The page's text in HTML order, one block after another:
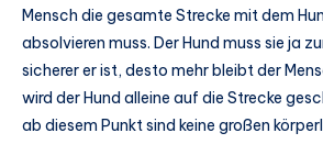
Mensch die gesamte Strecke mit dem
absolvieren muss. Der Hund muss sie ja
sicherer er ist, desto mehr bleibt der
wird der Hund alleine auf die Strecke
ab diesem Punkt sind keine großen